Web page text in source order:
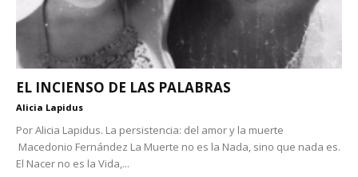
EL INCIENSO DE LAS PALABRAS
Alicia Lapidus
Por Alicia Lapidus. La persistencia: del amor y la muerte
Macedonio Fernández La Muerte no es la Nada, sino que nada es.
El Nacer no es la Vida,...